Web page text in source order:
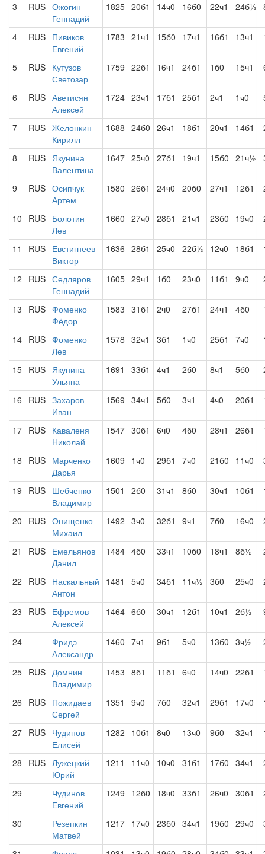
3 RUS Ожогин
Геннадий
1825 20б1 14ч0 16б0 22ч1 24б½
4 RUS Пивиков
Евгений
1783 21ч1 15б0 17ч1 16б1 13ч1
5 RUS Кутузов
Светозар
1759 22б1 16ч1 24б1 1б0 15ч1
6 RUS Аветисян
Алексей
1724 23ч1 17б1 25б1 2ч1 1ч0
7 RUS Желонкин
Кирилл
1688 24б0 26ч1 18б1 20ч1 14б1
8 RUS Якунина
Валентина
1647 25ч0 27б1 19ч1 15б0 21ч½
9 RUS Осипчук
Артем
1580 26б1 24ч0 20б0 27ч1 12б1
10 RUS Болотин
Лев
1660 27ч0 28б1 21ч1 23б0 19ч0
11 RUS Евстигнеев
Виктор
1636 28б1 25ч0 22б½ 12ч0 18б1
12 RUS Седляров
Геннадий
1605 29ч1 1б0 23ч0 11б1 9ч0
13 RUS Фоменко
Фёдор
1583 31б1 2ч0 27б1 24ч1 4б0
14 RUS Фоменко
Лев
1578 32ч1 3б1 1ч0 25б1 7ч0
15 RUS Якунина
Ульяна
1691 33б1 4ч1 2б0 8ч1 5б0
16 RUS Захаров
Иван
1569 34ч1 5б0 3ч1 4ч0 20б1
17 RUS Каваленя
Николай
1547 30б1 6ч0 4б0 28ч1 26б1
18 RUS Марченко
Дарья
1609 1ч0 29б1 7ч0 21б0 11ч0
19 RUS Шебченко
Владимир
1501 2б0 31ч1 8б0 30ч1 10б1
20 RUS Онищенко
Михаил
1492 3ч0 32б1 9ч1 7б0 16ч0
21 RUS Емельянов
Данил
1484 4б0 33ч1 10б0 18ч1 8б½
22 RUS Наскальный
Антон
1481 5ч0 34б1 11ч½ 3б0 25ч0
23 RUS Ефремов
Алексей
1464 6б0 30ч1 12б1 10ч1 2б½
24
Фридэ
Александр
1460 7ч1 9б1 5ч0 13б0 3ч½
25 RUS Домнин
Владимир
1453 8б1 11б1 6ч0 14ч0 22б1
26 RUS Пожидаев
Сергей
1351 9ч0 7б0 32ч1 29б1 17ч0
27 RUS Чудинов
Елисей
1282 10б1 8ч0 13ч0 9б0 32ч1
28 RUS Лужецкий
Юрий
1211 11ч0 10ч0 31б1 17б0 34ч1
29
Чудинов
Евгений
1249 12б0 18ч0 33б1 26ч0 30б1
30
Резепкин
Матвей
1217 17ч0 23б0 34ч1 19б0 29ч0